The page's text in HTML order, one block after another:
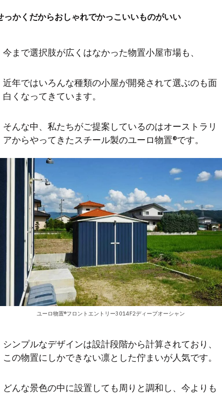
っかくだからおしゃれでかっこいいものがいい
今まで選択肢が広くはなかった物置小屋市場も、
近年ではいろんな種類の小屋が開発されて選ぶのも面
白くなってきています。
そんな中、私たちがご提案しているのはオーストラリ
アからやってきたスチール製のユーロ物置®です。
ユーロ物置®フロントエントリー3014F2ディープオーシャン
シンプルなデザインは設計段階から計算されており、
この物置にしかできない凛とした佇まいが人気です。
どんな景色の中に設置しても周りと調和し、今よりも